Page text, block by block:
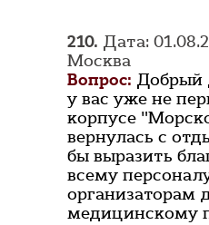
210. Дата:
Москва
Вопрос: Добрый
у вас уже не
корпусе
вернулась с
бы выразить
всему
организаторам
медицинскому